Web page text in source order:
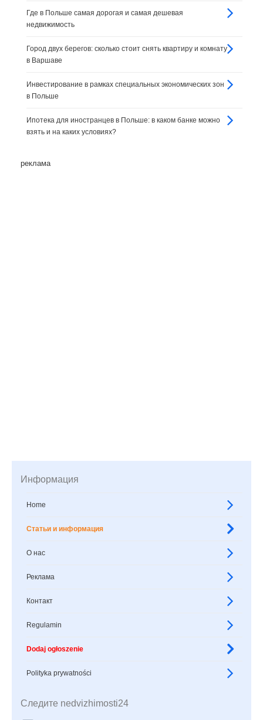
Где в Польше самая дорогая и самая дешевая
недвижимость
Город двух берегов: сколько стоит снять квартиру и комнату
в Варшаве
Инвестирование в рамках специальных экономических зон
в Польше
Ипотека для иностранцев в Польше: в каком банке можно
взять и на каких условиях?
реклама
Информация
Home
Статьи и информация
О нас
Реклама
Контакт
Regulamin
Dodaj ogłoszenie
Polityka prywatności
Следите nedvizhimosti24